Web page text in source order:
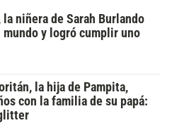
niñera de Sarah Burlando
mundo y logró cumplir uno
la hija de Pampita,
con la familia de su papá: